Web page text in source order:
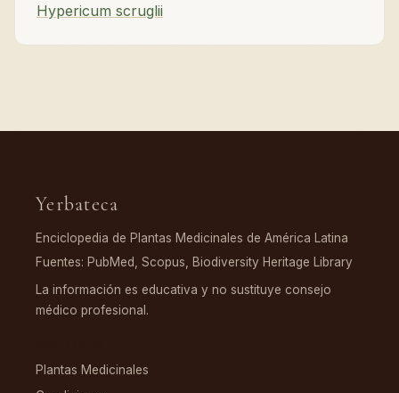
Hypericum scruglii
Yerbateca
Enciclopedia de Plantas Medicinales de América Latina
Fuentes: PubMed, Scopus, Biodiversity Heritage Library
La información es educativa y no sustituye consejo
médico profesional.
Plantas Medicinales